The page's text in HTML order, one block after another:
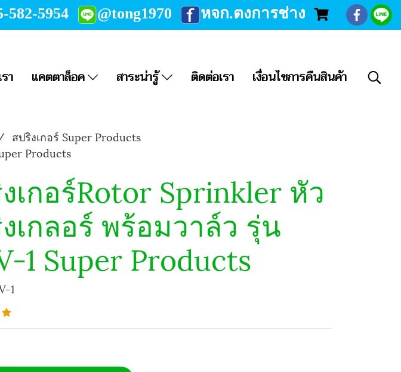
582-5954 @tong1970 หจก.ตงการช่าง
า แคตตาล็อค สาระน่ารู้ ติดต่อเรา เงื่อนไขการคืนสินค้า
สปริงเกอร์ Super Products
Products
เกอร์Rotor Sprinkler หัว
เกลอร์ พร้อมวาล์ว รุ่น
1 Super Products
1